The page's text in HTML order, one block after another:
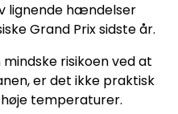
lignende hændelser
Grand Prix sidste år.
risikoen ved at
er det ikke praktisk
temperaturer.